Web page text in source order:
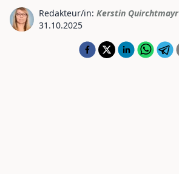
Redakteur/in: Kerstin Quirchtmayr
31.10.2025